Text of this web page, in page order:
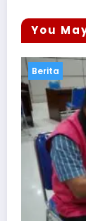
You